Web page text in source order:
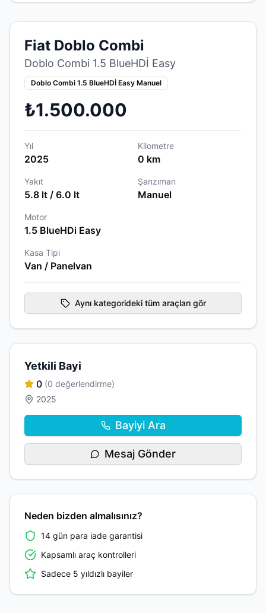
Fiat Doblo Combi
Doblo Combi 1.5 BlueHDİ Easy
Doblo Combi 1.5 BlueHDİ Easy Manuel
₺1.500.000
Yıl
2025
Kilometre
0 km
Yakıt
5.8 lt / 6.0 lt
Şanzıman
Manuel
Motor
1.5 BlueHDi Easy
Kasa Tipi
Van / Panelvan
Aynı kategorideki tüm araçları gör
Yetkili Bayi
0 (0 değerlendirme)
2025
Bayiyi Ara
Mesaj Gönder
Neden bizden almalısınız?
14 gün para iade garantisi
Kapsamlı araç kontrolleri
Sadece 5 yıldızlı bayiler